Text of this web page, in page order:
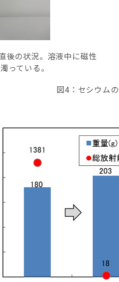
後の状況。溶液中に磁性
っている。
図4：セシウム